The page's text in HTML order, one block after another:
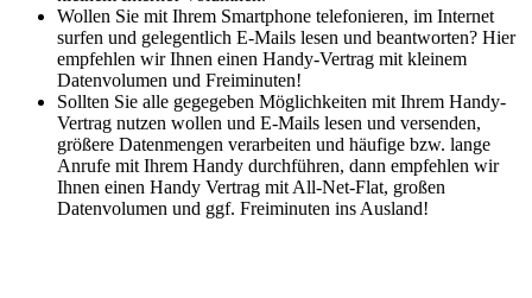
Wollen Sie mit Ihrem Smartphone telefonieren, im Internet
surfen und gelegentlich E-Mails lesen und beantworten? Hier
empfehlen wir Ihnen einen Handy-Vertrag mit kleinem
Datenvolumen und Freiminuten!
Sollten Sie alle gegegeben Möglichkeiten mit Ihrem Handy-
Vertrag nutzen wollen und E-Mails lesen und versenden,
größere Datenmengen verarbeiten und häufige bzw. lange
Anrufe mit Ihrem Handy durchführen, dann empfehlen wir
Ihnen einen Handy Vertrag mit All-Net-Flat, großen
Datenvolumen und ggf. Freiminuten ins Ausland!